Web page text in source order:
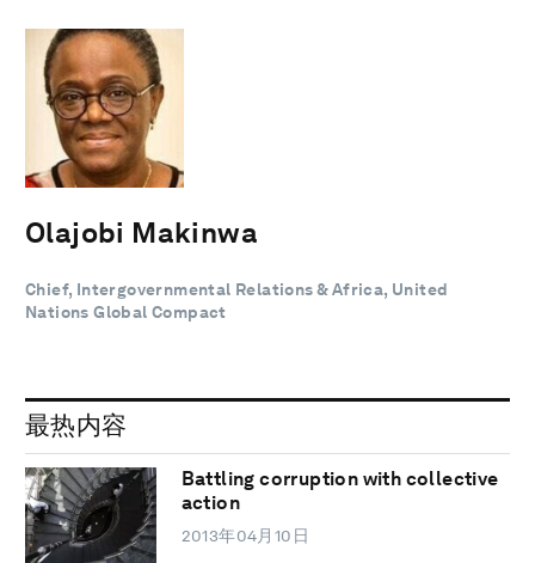
Olajobi Makinwa
Chief, Intergovernmental Relations & Africa, United
Nations Global Compact
最热内容
Battling corruption with collective
action
2013年04月10日